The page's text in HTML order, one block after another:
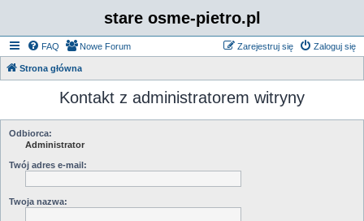
stare osme-pietro.pl
FAQ Zaloguj się
Zarejestruj się
Nowe Forum
Strona główna
Kontakt z administratorem witryny
Odbiorca:
Administrator
Twój adres e-mail:
Twoja nazwa: